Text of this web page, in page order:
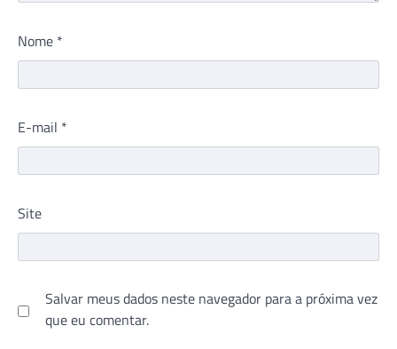
Nome *
E-mail *
Site
Salvar meus dados neste navegador para a próxima vez
que eu comentar.